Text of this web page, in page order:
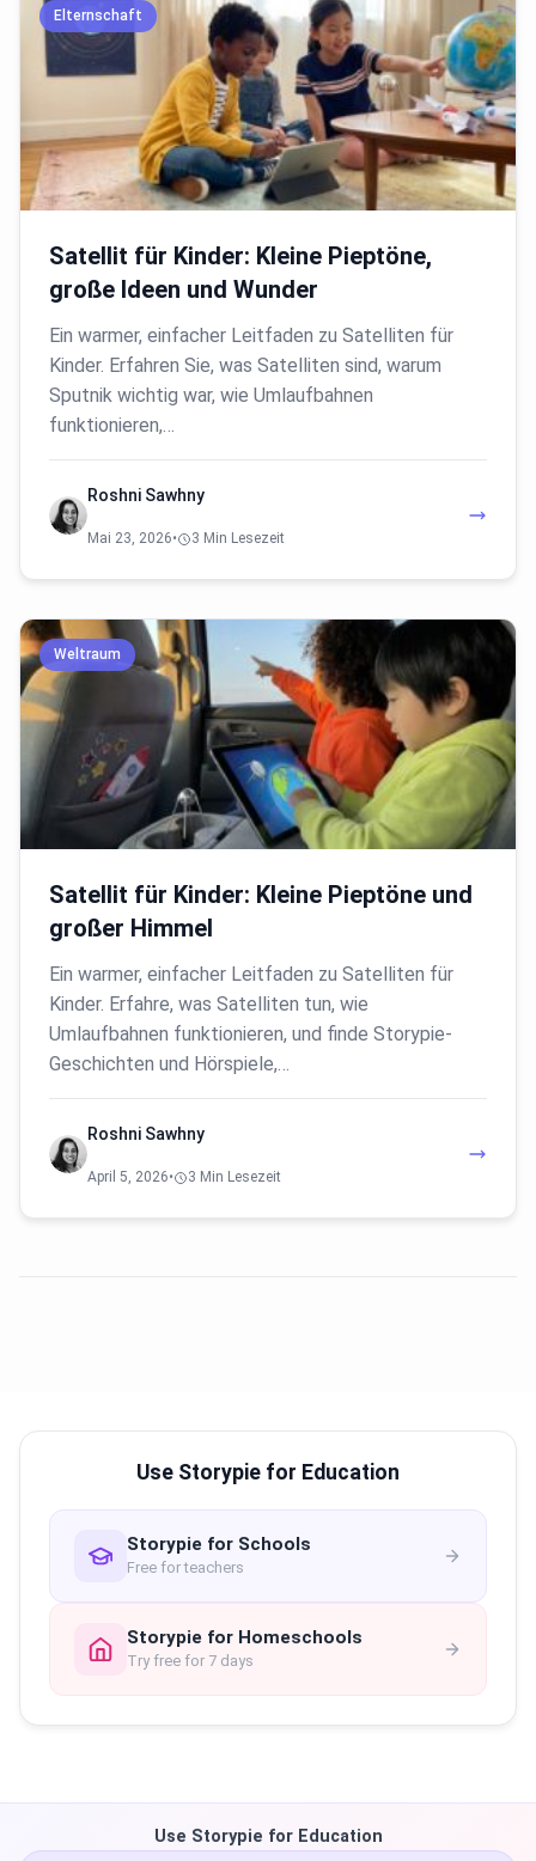
Elternschaft
Satellit für Kinder: Kleine Pieptöne,
große Ideen und Wunder
Ein warmer, einfacher Leitfaden zu Satelliten für
Kinder. Erfahren Sie, was Satelliten sind, warum
Sputnik wichtig war, wie Umlaufbahnen
funktionieren,…
Roshni Sawhny
Mai 23, 2026• 3 Min Lesezeit
Weltraum
Satellit für Kinder: Kleine Pieptöne und
großer Himmel
Ein warmer, einfacher Leitfaden zu Satelliten für
Kinder. Erfahre, was Satelliten tun, wie
Umlaufbahnen funktionieren, und finde Storypie-
Geschichten und Hörspiele,…
Roshni Sawhny
April 5, 2026• 3 Min Lesezeit
Use Storypie for Education
Storypie for Schools
Free for teachers
Storypie for Homeschools
Try free for 7 days
Use Storypie for Education